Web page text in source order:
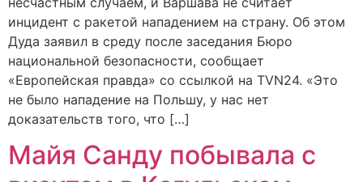
инцидент с ракетой нападением на страну. Об этом
Дуда заявил в среду после заседания Бюро
национальной безопасности, сообщает
«Европейская правда» со ссылкой на TVN24. «Это
не было нападение на Польшу, у нас нет
доказательств того, что […]
Майя Санду побывала c